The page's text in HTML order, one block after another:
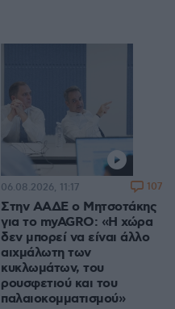
Στην ΑΑΔΕ ο Μητσοτάκης
για το myAGRO: «Η χώρα
δεν μπορεί να είναι άλλο
αιχμάλωτη των
κυκλωμάτων, του
ρουσφετιού και του
παλαιοκομματισμού»
06.08.2026, 11:17 107